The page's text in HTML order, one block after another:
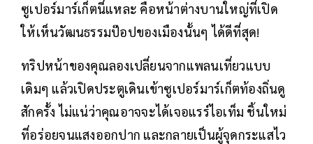
ซูเปอร์มาร์เก็ตนี่แหละ คือหน้าต่างบานใหญ่ที่เปิด
ให้เห็นวัฒนธรรมป๊อปของเมืองนั้นๆ ได้ดีที่สุด!
ทริปหน้าของคุณลองเปลี่ยนจากแพลนเที่ยวแบบ
เดิมๆ แล้วเปิดประตูเดินเข้าซูเปอร์มาร์เก็ตท้องถิ่นดู
สักครั้ง ไม่แน่ว่าคุณอาจจะได้เจอแรร์ไอเท็ม ชิ้นใหม่
ที่อร่อยจนแสงออกปาก และกลายเป็นผู้จุดกระแสไว